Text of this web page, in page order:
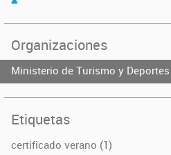
Organizaciones
Ministerio de Turismo y Deportes
Etiquetas
certificado verano (1)